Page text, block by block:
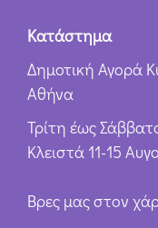
Κατάστημα
Δημοτική Αγορά
Αθήνα
Τρίτη έως
Κλειστά 11-15
Βρες μας στον